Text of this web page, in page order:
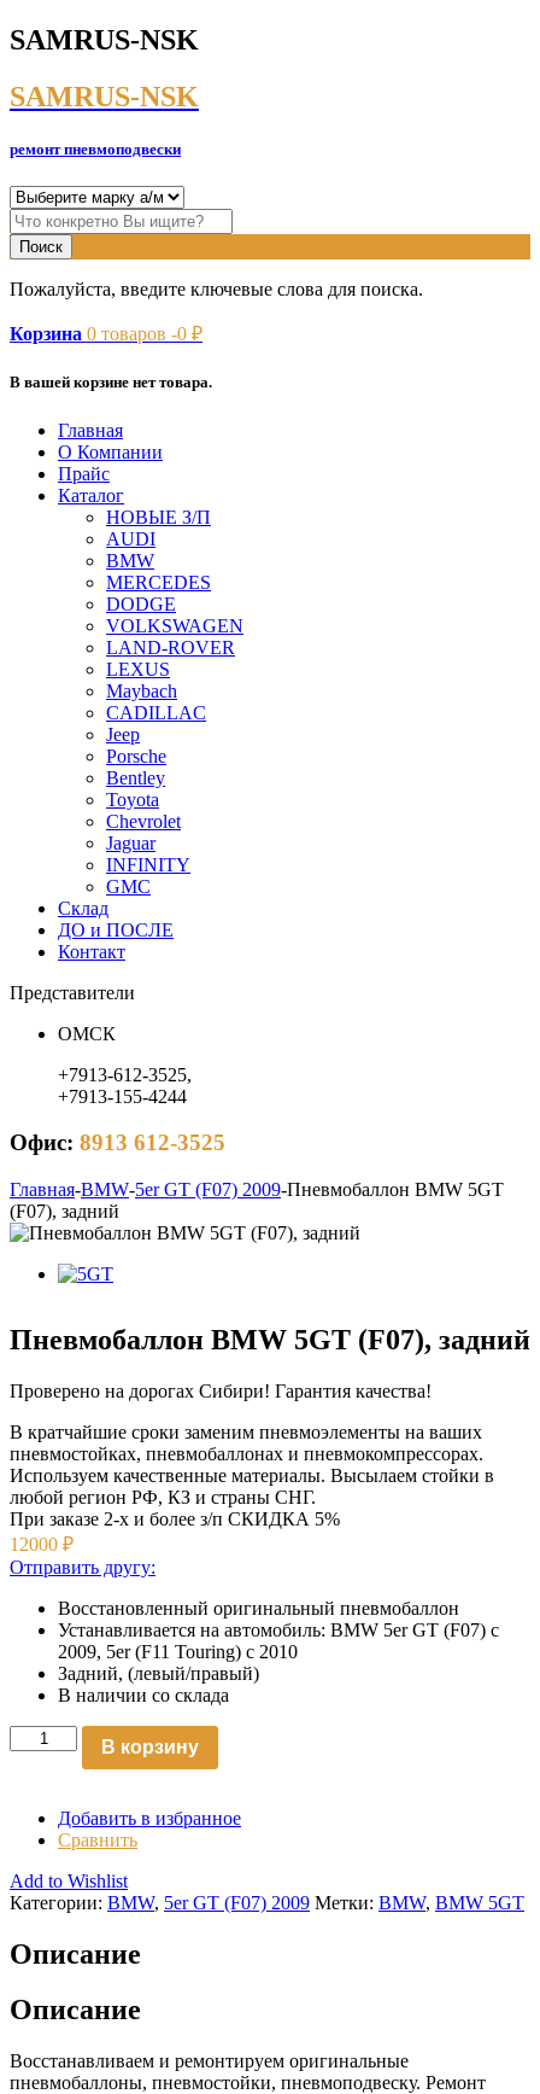
SAMRUS-NSK
SAMRUS-NSK
ремонт пневмоподвески
Пожалуйста, введите ключевые слова для поиска.
Корзина 0 товаров -0 ₽
В вашей корзине нет товара.
Главная
О Компании
Прайс
Каталог
НОВЫЕ З/П
AUDI
BMW
MERCEDES
DODGE
VOLKSWAGEN
LAND-ROVER
LEXUS
Maybach
CADILLAC
Jeep
Porsche
Bentley
Toyota
Chevrolet
Jaguar
INFINITY
GMC
Склад
ДО и ПОСЛЕ
Контакт
Представители
ОМСК
+7913-612-3525,
+7913-155-4244
Офис: 8913 612-3525
Главная-BMW-5er GT (F07) 2009-Пневмобаллон BMW 5GT
(F07), задний
Пневмобаллон BMW 5GT (F07), задний
Проверено на дорогах Сибири! Гарантия качества!
В кратчайшие сроки заменим пневмоэлементы на ваших
пневмостойках, пневмобаллонах и пневмокомпрессорах.
Используем качественные материалы. Высылаем стойки в
любой регион РФ, КЗ и страны СНГ.
При заказе 2-х и более з/п СКИДКА 5%
12000 ₽
Отправить другу:
Восстановленный оригинальный пневмобаллон
Устанавливается на автомобиль: BMW 5er GT (F07) с
2009, 5er (F11 Touring) с 2010
Задний, (левый/правый)
В наличии со склада
В корзину
Добавить в избранное
Сравнить
Add to Wishlist
Категории: BMW, 5er GT (F07) 2009 Метки: BMW, BMW 5GT
Описание
Описание
Восстанавливаем и ремонтируем оригинальные
пневмобаллоны, пневмостойки, пневмоподвеску. Ремонт